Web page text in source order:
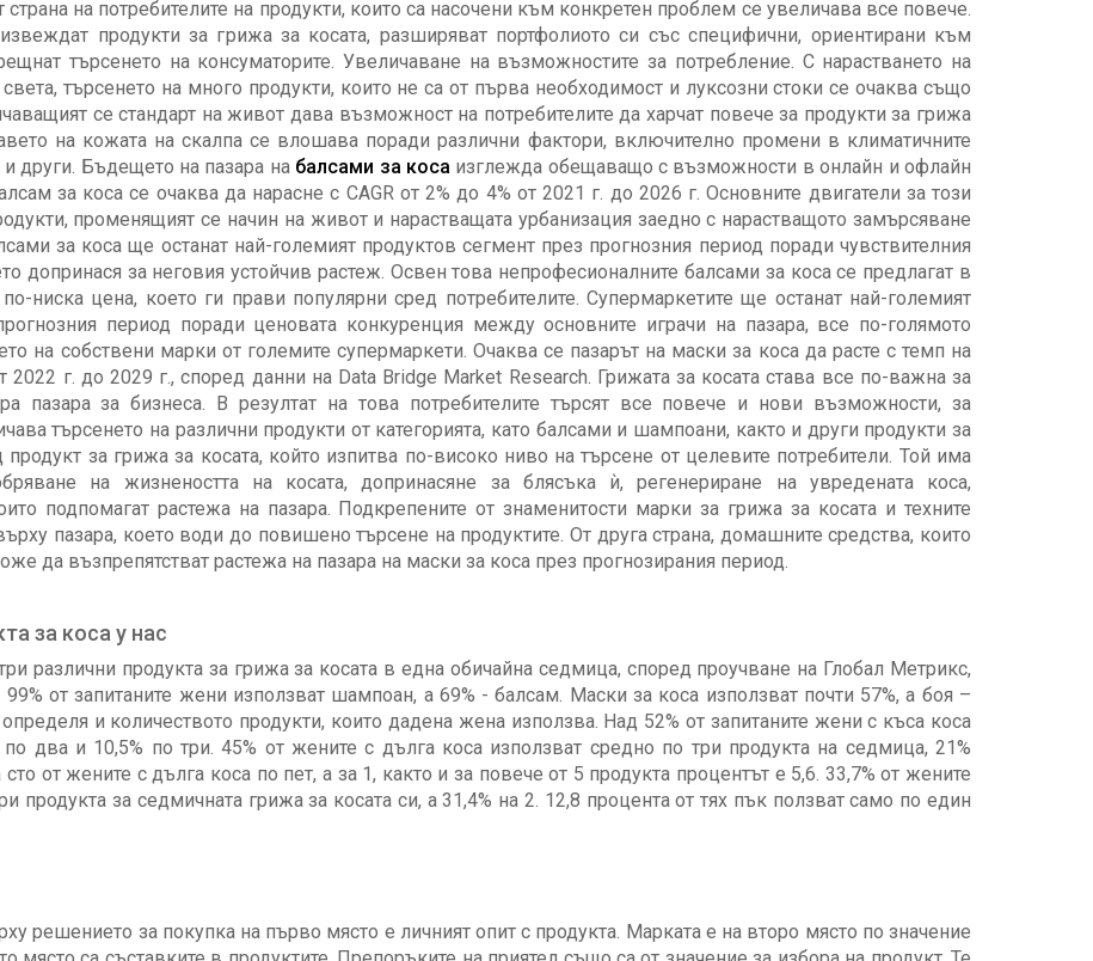
на потребителите на продукти, които са насочени към конкретен проблем се увеличава все повече.
продукти за грижа за косата, разширяват портфолиото си със специфични, ориентирани към
търсенето на консуматорите. Увеличаване на възможностите за потребление. С нарастването на
търсенето на много продукти, които не са от първа необходимост и луксозни стоки се очаква също
се стандарт на живот дава възможност на потребителите да харчат повече за продукти за грижа
на кожата на скалпа се влошава поради различни фактори, включително промени в климатичните
други. Бъдещето на пазара на балсами за коса изглежда обещаващо с възможности в онлайн и офлайн
за коса се очаква да нарасне с CAGR от 2% до 4% от 2021 г. до 2026 г. Основните двигатели за този
променящият се начин на живот и нарастващата урбанизация заедно с нарастващото замърсяване
за коса ще останат най-големият продуктов сегмент през прогнозния период поради чувствителния
допринася за неговия устойчив растеж. Освен това непрофесионалните балсами за коса се предлагат в
ниска цена, което ги прави популярни сред потребителите. Супермаркетите ще останат най-големият
период поради ценовата конкуренция между основните играчи на пазара, все по-голямото
на собствени марки от големите супермаркети. Очаква се пазарът на маски за коса да расте с темп на
2022 г. до 2029 г., според данни на Data Bridge Market Research. Грижата за косата става все по-важна за
пазара за бизнеса. В резултат на това потребителите търсят все повече и нови възможности, за
търсенето на различни продукти от категорията, като балсами и шампоани, както и други продукти за
продукт за грижа за косата, който изпитва по-високо ниво на търсене от целевите потребители. Той има
на жизнеността на косата, допринасяне за блясъка ѝ, регенериране на увредената коса,
подпомагат растежа на пазара. Подкрепените от знаменитости марки за грижа за косата и техните
пазара, което води до повишено търсене на продуктите. От друга страна, домашните средства, които
да възпрепятстват растежа на пазара на маски за коса през прогнозирания период.
за коса у нас
различни продукта за грижа за косата в една обичайна седмица, според проучване на Глобал Метрикс,
от запитаните жени използват шампоан, а 69% - балсам. Маски за коса използват почти 57%, а боя –
и количеството продукти, които дадена жена използва. Над 52% от запитаните жени с къса коса
два и 10,5% по три. 45% от жените с дълга коса използват средно по три продукта на седмица, 21%
от жените с дълга коса по пет, а за 1, както и за повече от 5 продукта процентът е 5,6. 33,7% от жените
продукта за седмичната грижа за косата си, а 31,4% на 2. 12,8 процента от тях пък ползват само по един
решението за покупка на първо място е личният опит с продукта. Марката е на второ място по значение